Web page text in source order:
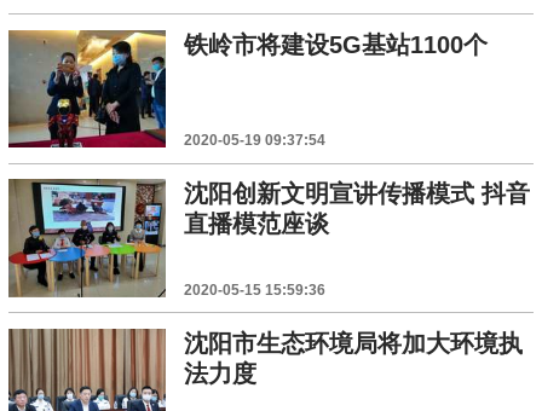
铁岭市将建设5G基站1100个
2020-05-19 09:37:54
沈阳创新文明宣讲传播模式 抖音
直播模范座谈
2020-05-15 15:59:36
沈阳市生态环境局将加大环境执
法力度